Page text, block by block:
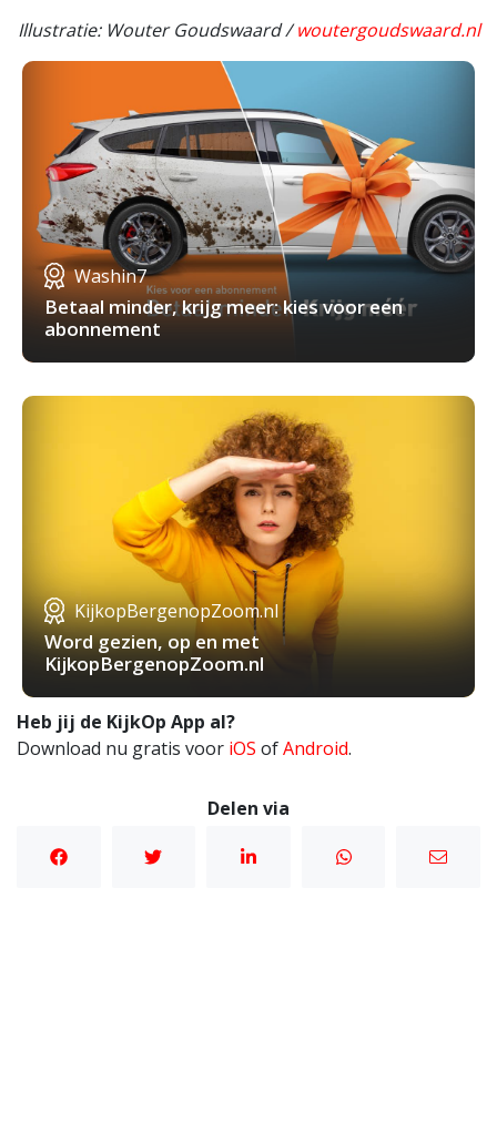
Illustratie: Wouter Goudswaard /woutergoudswaard.nl
Washin7
Betaal minder, krijg meer: kies voor een
abonnement
KijkopBergenopZoom.nl
Word gezien, op en met
KijkopBergenopZoom.nl
Heb jij de KijkOp App al?
Download nu gratis voor iOS ofAndroid.
Delen via